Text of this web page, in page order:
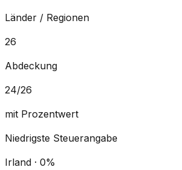
Länder / Regionen
26
Abdeckung
24/26
mit Prozentwert
Niedrigste Steuerangabe
Irland · 0%